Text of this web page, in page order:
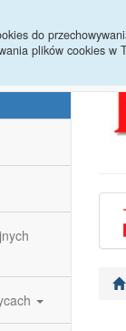
do
plików cookies w